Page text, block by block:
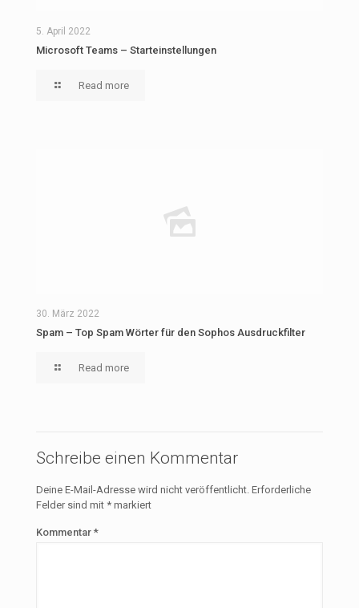
5. April 2022
Microsoft Teams – Starteinstellungen
Read more
30. März 2022
Spam – Top Spam Wörter für den Sophos Ausdruckfilter
Read more
Schreibe einen Kommentar
Deine E-Mail-Adresse wird nicht veröffentlicht. Erforderliche
Felder sind mit * markiert
Kommentar *